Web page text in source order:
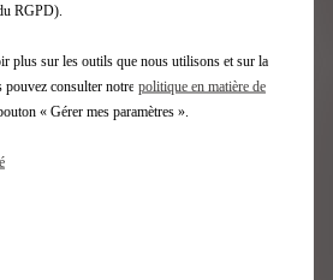
Eco-
RGPD).
plus sur les outils que nous utilisons et sur la
pouvez consulter notre politique en matière de
« Gérer mes paramètres ».